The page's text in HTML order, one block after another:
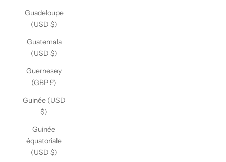
Guadeloupe
(USD $)
Guatemala
(USD $)
Guernesey
(GBP £)
Guinée (USD
$)
Guinée
équatoriale
(USD $)